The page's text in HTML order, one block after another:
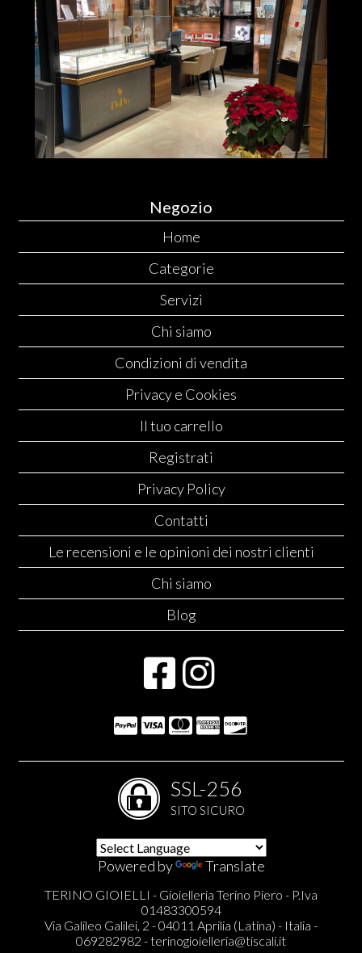
Negozio
Home
Categorie
Servizi
Chi siamo
Condizioni di vendita
Privacy e Cookies
Il tuo carrello
Registrati
Privacy Policy
Contatti
Le recensioni e le opinioni dei nostri clienti
Chi siamo
Blog
SSL-256
SITO SICURO
Powered by Translate
TERINO GIOIELLI - Gioielleria Terino Piero - P.Iva
01483300594
Via Galileo Galilei, 2 - 04011 Aprilia (Latina) - Italia -
069282982 -terinogioielleria@tiscali.it